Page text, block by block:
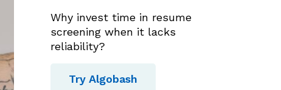
Why invest time in resume
screening when it lacks
reliability?
Try Algobash